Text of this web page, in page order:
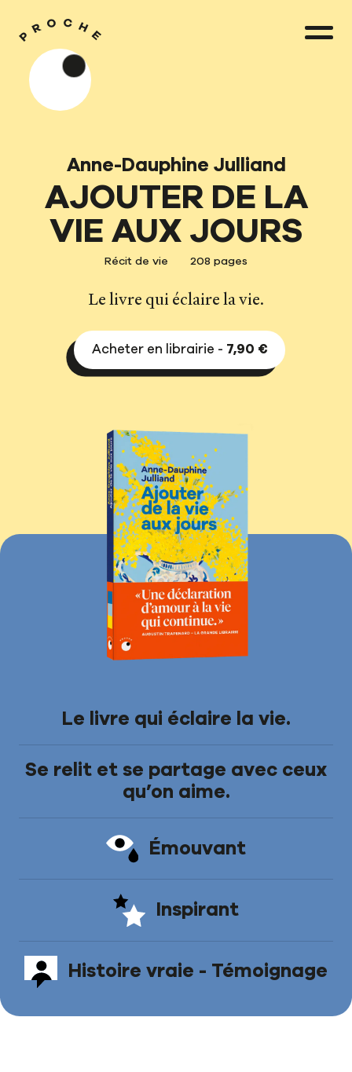
Anne-Dauphine Julliand
AJOUTER DE LA
VIE AUX JOURS
Récit de vie 208 pages
Le livre qui éclaire la vie.
Acheter en librairie - 7,90 €
Le livre qui éclaire la vie.
Se relit et se partage avec ceux
qu’on aime.
Émouvant
Inspirant
Histoire vraie - Témoignage